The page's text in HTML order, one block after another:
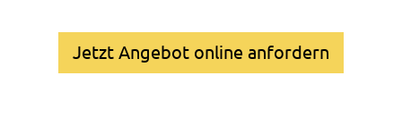
Jetzt Angebot online anfordern